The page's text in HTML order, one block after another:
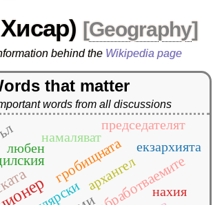
[Geography]
behind the Wikipedia page
that matter
words from all discussions
гробищнатаобработваемите
архангел
екзархията
любен
намаляват
нахия
председателят